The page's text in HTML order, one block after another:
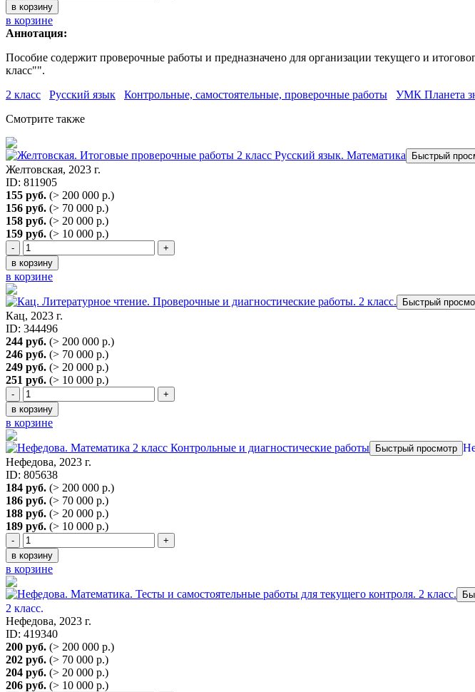
в корзину
в корзине
Аннотация:
Пособие содержит проверочные работы и предназначено для организации текущего и
класс"".
2 класс
Русский язык Контрольные, самостоятельные, проверочные работы УМК Планета
Смотрите также
Быстрый
Желтовская, 2023 г.
ID: 811905
155 руб. (> 200 000 р.)
156 руб. (> 70 000 р.)
158 руб. (> 20 000 р.)
159 руб. (> 10 000 р.)
-
+
в корзину
в корзине
Быстрый
Кац, 2023 г.
ID: 344496
244 руб. (> 200 000 р.)
246 руб. (> 70 000 р.)
249 руб. (> 20 000 р.)
251 руб. (> 10 000 р.)
-
+
в корзину
в корзине
Быстрый просмотр
Нефедова, 2023 г.
ID: 805638
184 руб. (> 200 000 р.)
186 руб. (> 70 000 р.)
188 руб. (> 20 000 р.)
189 руб. (> 10 000 р.)
-
+
в корзину
в корзине
2 класс.
Нефедова, 2023 г.
ID: 419340
200 руб. (> 200 000 р.)
202 руб. (> 70 000 р.)
204 руб. (> 20 000 р.)
206 руб. (> 10 000 р.)